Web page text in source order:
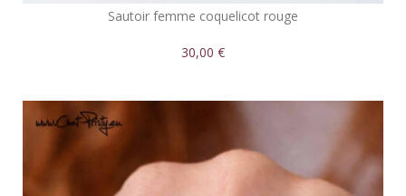
Sautoir femme coquelicot rouge
30,00 €